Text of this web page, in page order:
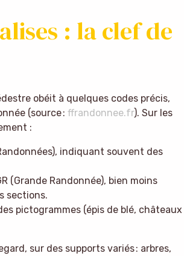
: la clef de
obéit à quelques codes précis,
(source : ffrandonnee.fr). Sur les
:
indiquant souvent des
(Grande Randonnée), bien moins
sections.
pictogrammes (épis de blé, châteaux
sur des supports variés : arbres,